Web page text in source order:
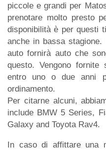
piccole e grandi per
prenotare molto presto
disponibilità è per questi
anche in bassa stagione.
auto fornirà auto che
questo. Vengono
entro uno o due anni
ordinamento.
Per citarne alcuni,
include BMW 5 Series,
Galaxy and Toyota Rav4.
In caso di affittare una